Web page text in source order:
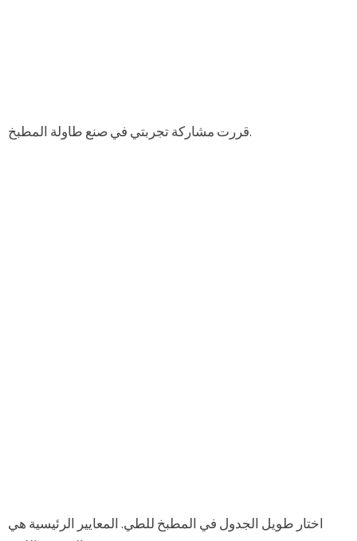
قررت مشاركة تجربتي في صنع طاولة المطبخ.
اختار طويل الجدول في المطبخ للطي. المعايير الرئيسية هي